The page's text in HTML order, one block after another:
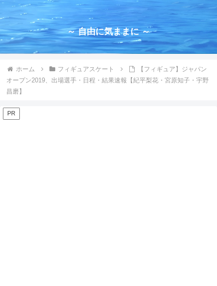
～ 自由に気ままに ～
ホーム フィギュアスケート
【フィギュア】ジャパン
オープン2019、出場選手・日程・結果速報【紀平梨花・宮原知子・宇野
昌磨】
PR